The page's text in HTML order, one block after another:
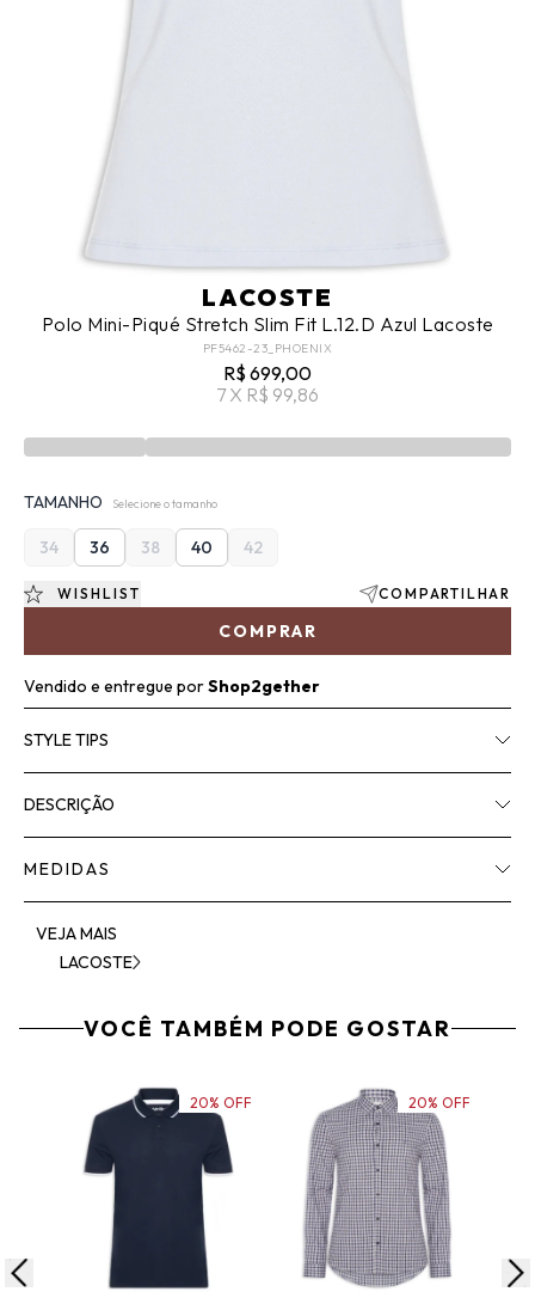
LACOSTE
Polo Mini-Piqué Stretch Slim Fit L.12.D Azul Lacoste
PF5462-23_PHOENIX
R$ 699,00
7 X R$ 99,86
TAMANHO Selecione o tamanho
34 36 38 40 42
COMPRAR
WISHLIST COMPARTILHAR
Vendido e entregue porShop2gether
STYLE TIPS
DESCRIÇÃO
MEDIDAS
VEJA MAIS
LACOSTE
VOCÊ TAMBÉM PODE GOSTAR
ADICIONAR AO CARRINHO
20% OFF
ADICIONAR AO CARRINHO
20% OFF